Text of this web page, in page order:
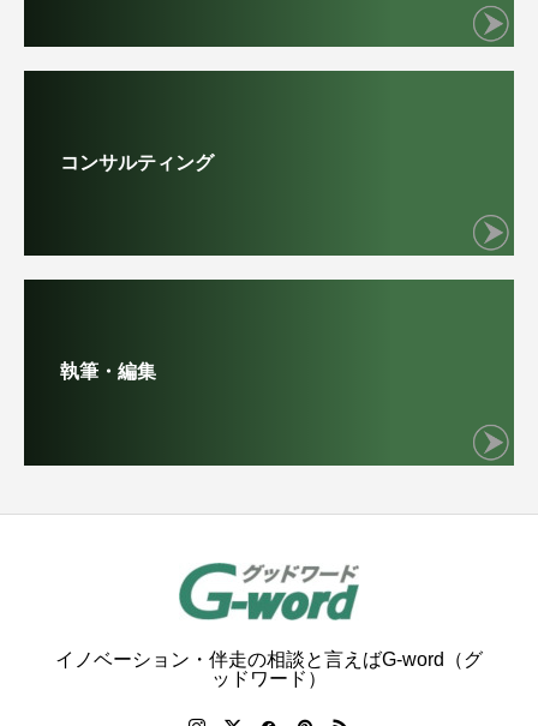
コンサルティング
執筆・編集
イノベーション・伴走の相談と言えばG-word（グ
ッドワード）